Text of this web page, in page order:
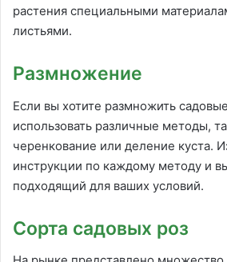
растения специальными
листьями.
Размножение
Если вы хотите размножить
использовать различные методы,
черенкование или деление куста.
инструкции по каждому методу и
подходящий для ваших условий.
Сорта садовых роз